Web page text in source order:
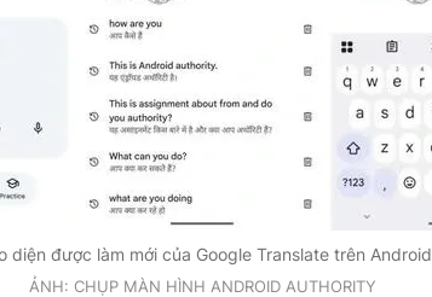
diện được làm mới của Google Translate trên Android
ẢNH: CHỤP MÀN HÌNH ANDROID AUTHORITY